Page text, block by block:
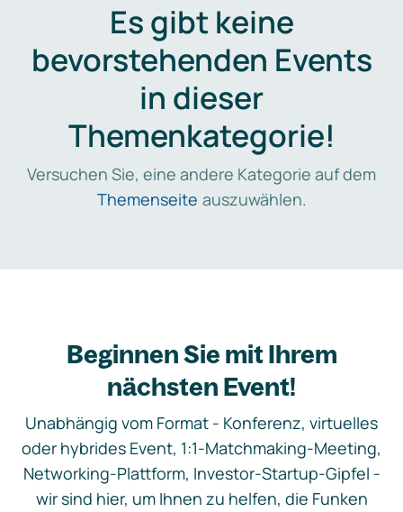
Es gibt keine
bevorstehenden Events
in dieser
Themenkategorie!
Versuchen Sie, eine andere Kategorie auf dem
Themenseite auszuwählen.
Beginnen Sie mit Ihrem
nächsten Event!
Unabhängig vom Format - Konferenz, virtuelles
oder hybrides Event, 1:1-Matchmaking-Meeting,
Networking-Plattform, Investor-Startup-Gipfel -
wir sind hier, um Ihnen zu helfen, die Funken